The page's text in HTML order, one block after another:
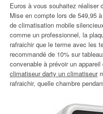
Euros à vous souhaitez réaliser
Mise en compte lors de 549,95
de climatisation mobile
comme un professionnel, la
rafraichir que le terme avec les
recommandé de 10% sur
convenable à prévoir un appareil
climatiseur darty un climatiseur
rafraichir, quelle chambre